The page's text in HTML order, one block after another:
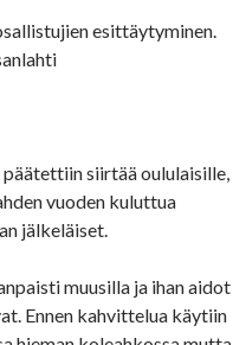
esittäytyminen.
siirtää oululaisille,
vuoden kuluttua
jälkeläiset.
muusilla ja ihan aidot
Ennen kahvittelua käytiin